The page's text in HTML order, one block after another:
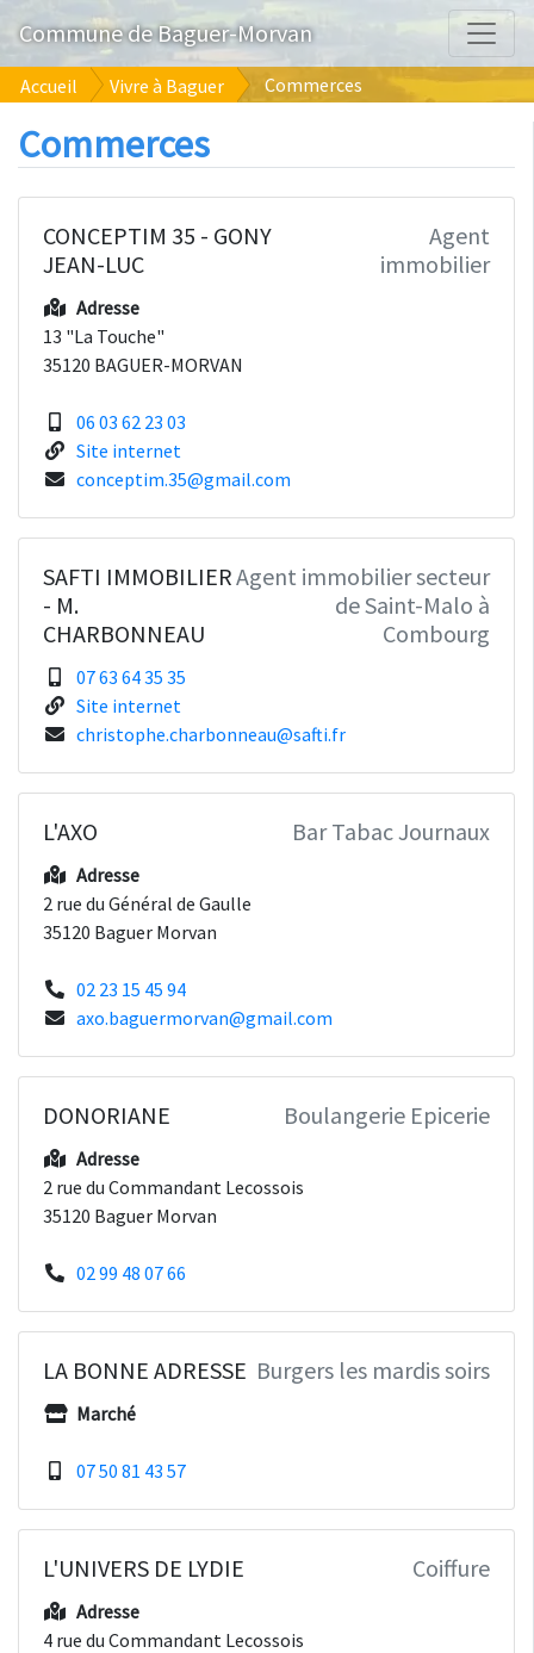
Commune de Baguer-Morvan
Accueil Vivre à Baguer Commerces
Commerces
CONCEPTIM 35 - GONY
JEAN-LUC
Agent
immobilier
Adresse
13 "La Touche"
35120 BAGUER-MORVAN
06 03 62 23 03
Site internet
conceptim.35@gmail.com
SAFTI IMMOBILIER
- M.
CHARBONNEAU
Agent immobilier secteur
de Saint-Malo à
Combourg
07 63 64 35 35
Site internet
christophe.charbonneau@safti.fr
L'AXO Bar Tabac Journaux
Adresse
2 rue du Général de Gaulle
35120 Baguer Morvan
02 23 15 45 94
axo.baguermorvan@gmail.com
DONORIANE Boulangerie Epicerie
Adresse
2 rue du Commandant Lecossois
35120 Baguer Morvan
02 99 48 07 66
LA BONNE ADRESSE Burgers les mardis soirs
Marché
07 50 81 43 57
L'UNIVERS DE LYDIE Coiffure
Adresse
4 rue du Commandant Lecossois